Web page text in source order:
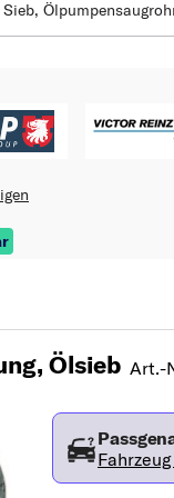
Sieb,
Ölsieb Art.-